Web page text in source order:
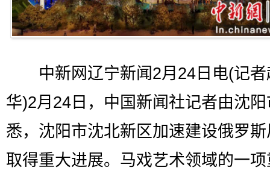
中新网辽宁新闻2月24日电(记者
华)2月24日，中国新闻社记者由沈
悉，沈阳市沈北新区加速建设俄罗
取得重大进展。马戏艺术领域的一